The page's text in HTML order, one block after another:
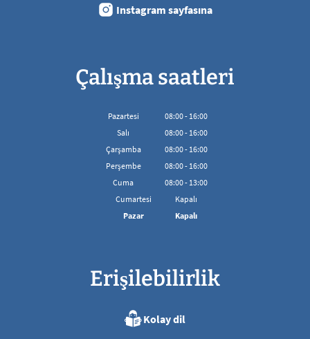
Instagram sayfasına
Çalışma saatleri
Pazartesi 08:00- 16:00
08:00'den 16:00'ya kadar
Salı 08:00- 16:00
08:00'den 16:00'ya kadar
Çarşamba 08:00- 16:00
08:00'den 16:00'ya kadar
Perşembe 08:00- 16:00
08:00'den 16:00'ya kadar
Cuma 08:00- 13:00
08:00 - 13:00 arası
Cumartesi
Kapalı
Pazar
Kapalı
Erişilebilirlik
Kolay dil